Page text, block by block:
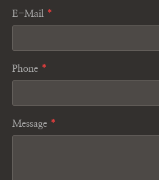
E-Mail *
Phone *
Message *